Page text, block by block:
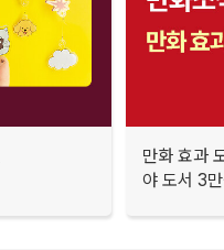
만화 효과
야 도서 3